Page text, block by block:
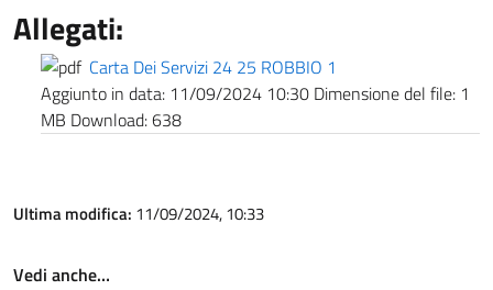
Allegati:
Carta Dei Servizi 24 25 ROBBIO 1
Aggiunto in data: 11/09/2024 10:30 Dimensione del file: 1
MB Download:638
Ultima modifica: 11/09/2024, 10:33
Vedi anche…